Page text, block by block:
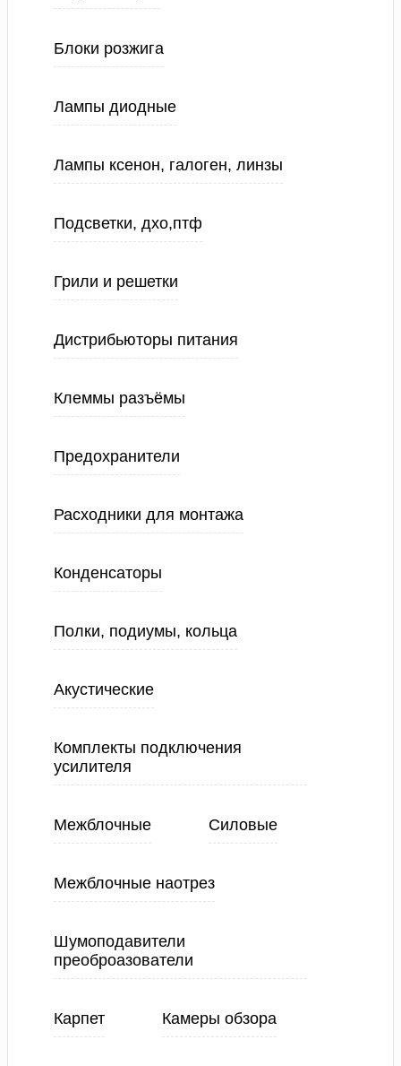
Блоки розжига
Лампы диодные
Лампы ксенон, галоген, линзы
Подсветки, дхо,птф
Грили и решетки
Дистрибьюторы питания
Клеммы разъёмы
Предохранители
Расходники для монтажа
Конденсаторы
Полки, подиумы, кольца
Акустические
Комплекты подключения
усилителя
Межблочные Силовые
Межблочные наотрез
Шумоподавители
преоброазователи
Карпет Камеры обзора